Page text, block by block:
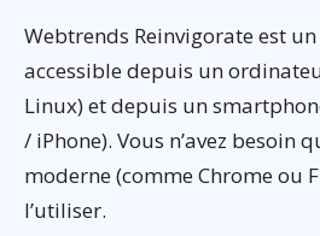
Webtrends Reinvigorate est
accessible depuis un
Linux) et depuis un
/ iPhone). Vous n’avez besoin
moderne (comme Chrome ou
l’utiliser.